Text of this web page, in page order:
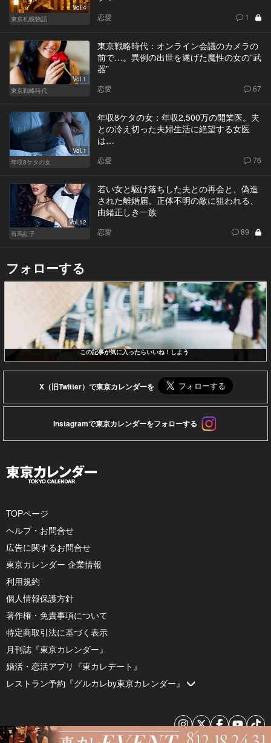
Vol.4
東京札幌物語
恋愛 1
Vol.1
東京戦略時代
東京戦略時代：オンライン会議のカメラの
前で…。異例の出世を遂げた魔性の女の”武
器”
恋愛 67
Vol.1
年収8ケタの女
年収8ケタの女：年収2,500万の開業医。夫
との冷え切った夫婦生活に絶望する女医
は…
恋愛 76
Vol.12
有馬紅子
若い女と駆け落ちした夫との再会と、偽造
された離婚届。正体不明の敵に狙われる、
由緒正しき一族
恋愛 89
フォローする
この記事が気に入ったらいいね！しよう
X（旧Twitter）で東京カレンダーを
Instagramで東京カレンダーをフォローする
TOPページ
ヘルプ・お問合せ
広告に関するお問合せ
東京カレンダー 企業情報
利用規約
個人情報保護方針
著作権・免責事項について
特定商取引法に基づく表示
月刊誌『東京カレンダー』
婚活・恋活アプリ『東カレデート』
レストラン予約『グルカレby東京カレンダー』
© 2026 by Tokyo Calendar, Inc.